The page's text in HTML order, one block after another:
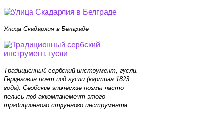
Улица Скадарлия в Белграде
Традиционный сербский инструмент, гусли.
Герцеговин поет под гусли (картина 1823
года). Сербские эпические поэмы часто
пелись под аккомпанемент этого
традиционного струнного инструмента.